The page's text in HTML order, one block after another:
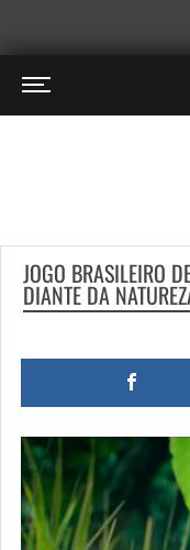
JOGO BRASILEIRO
DIANTE DA